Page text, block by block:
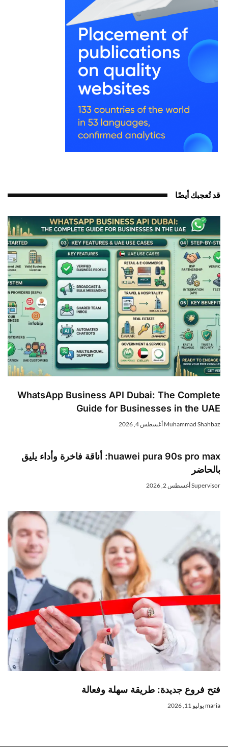
قد تُعجبك أيضًا
WhatsApp Business API Dubai: The Complete
Guide for Businesses in the UAE
Muhammad Shahbaz أغسطس 4, 2026
huawei pura 90s pro max: أناقة فاخرة وأداء يليق
بالحاضر
Supervisorأغسطس 2, 2026
فتح فروع جديدة: طريقة سهلة وفعالة
mariaيوليو 11, 2026